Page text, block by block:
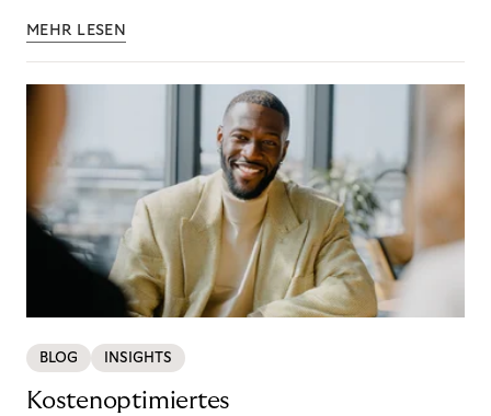
MEHR LESEN
BLOG INSIGHTS
Kostenoptimiertes